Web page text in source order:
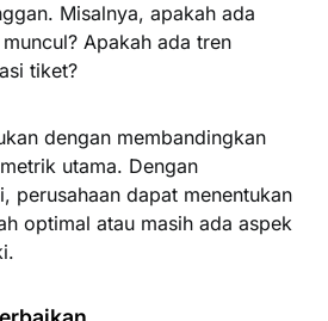
Misalnya, apakah ada
Apakah ada tren
tiket?
dengan membandingkan
utama. Dengan
perusahaan dapat menentukan
optimal atau masih ada aspek